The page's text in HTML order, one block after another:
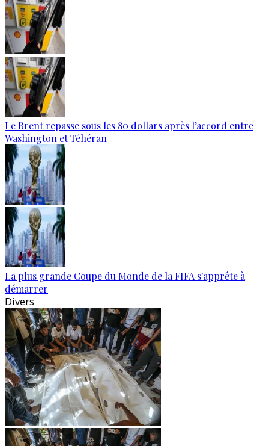
Le Brent repasse sous les 80 dollars après l’accord entre
Washington et Téhéran
La plus grande Coupe du Monde de la FIFA s'apprête à
démarrer
Divers